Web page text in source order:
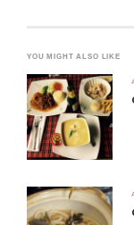
YOU MIGHT ALSO LIKE